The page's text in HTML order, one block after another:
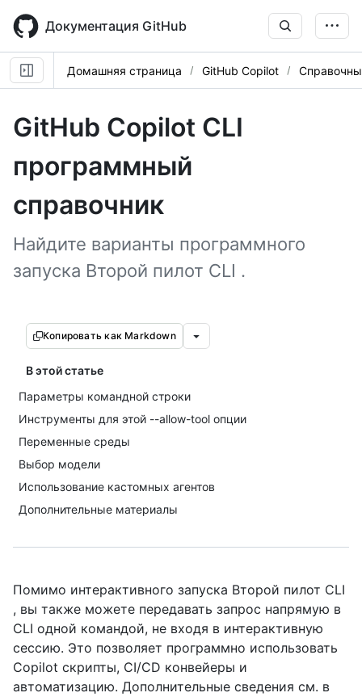
main
content
Документация GitHub
Домашняя страница GitHub Copilot
GitHub Copilot CLI
программный
справочник
Найдите варианты программного
запуска Второй пилот CLI .
Копировать как Markdown
В этой статье
Параметры командной строки
Инструменты для этой --allow-tool опции
Переменные среды
Выбор модели
Использование кастомных агентов
Дополнительные материалы
Помимо интерактивного запуска Второй пилот CLI
, вы также можете передавать запрос напрямую в
CLI одной командой, не входя в интерактивную
сессию. Это позволяет программно использовать
Copilot скрипты, CI/CD конвейеры и
автоматизацию. Дополнительные сведения см. в